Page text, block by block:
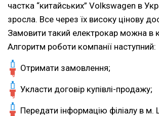
частка “китайських” Volkswagen в
зросла. Все через їх високу цінову
Замовити такий електрокар можна в
Алгоритм роботи компанії наступний:
Отримати замовлення;
Укласти договір купівлі-продажу;
Передати інформацію філіалу в